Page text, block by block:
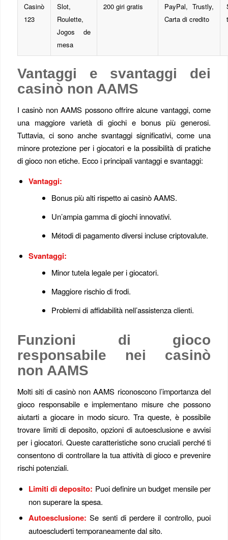
Casinò
123
Slot,
Roulette,
Jogos de
mesa
200 giri gratis
PayPal, Trustly,
Carta di credito
Vantaggi e svantaggi dei
casinò non AAMS
I casinò non AAMS possono offrire alcune vantaggi, come
una maggiore varietà di giochi e bonus più generosi.
Tuttavia, ci sono anche svantaggi significativi, come una
minore protezione per i giocatori e la possibilità di pratiche
di gioco non etiche. Ecco i principali vantaggi e svantaggi:
Vantaggi:
Bonus più alti rispetto ai casinò AAMS.
Un’ampia gamma di giochi innovativi.
Métodi di pagamento diversi incluse criptovalute.
Svantaggi:
Minor tutela legale per i giocatori.
Maggiore rischio di frodi.
Problemi di affidabilità nell’assistenza clienti.
Funzioni di gioco
responsabile nei casinò
non AAMS
Molti siti di casinò non AAMS riconoscono l’importanza del
gioco responsabile e implementano misure che possono
aiutarti a giocare in modo sicuro. Tra queste, è possibile
trovare limiti di deposito, opzioni di autoesclusione e avvisi
per i giocatori. Queste caratteristiche sono cruciali perché ti
consentono di controllare la tua attività di gioco e prevenire
rischi potenziali.
Limiti di deposito: Puoi definire un budget mensile per
non superare la spesa.
Autoesclusione: Se senti di perdere il controllo, puoi
autoescluderti temporaneamente dal sito.